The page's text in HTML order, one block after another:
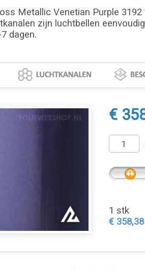
Metallic Venetian Purple
zijn luchtbellen
dagen.
€
1 stk
€ 358,38